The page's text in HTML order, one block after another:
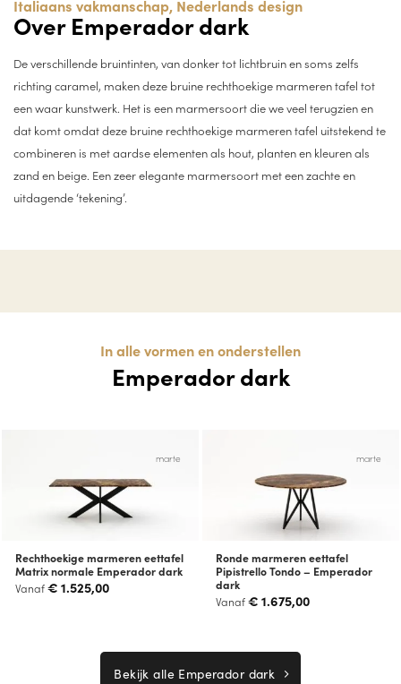
Italiaans vakmanschap, Nederlands design
Over Emperador dark
De verschillende bruintinten, van donker tot lichtbruin en soms zelfs
richting caramel, maken deze bruine rechthoekige marmeren tafel tot
een waar kunstwerk. Het is een marmersoort die we veel terugzien en
dat komt omdat deze bruine rechthoekige marmeren tafel uitstekend te
combineren is met aardse elementen als hout, planten en kleuren als
zand en beige. Een zeer elegante marmersoort met een zachte en
uitdagende ‘tekening’.
In alle vormen en onderstellen
Emperador dark
Rechthoekige marmeren eettafel
Matrix normale Emperador dark
Vanaf€ 1.525,00
marte
Ronde marmeren eettafel
Pipistrello Tondo – Emperador
dark
Vanaf€ 1.675,00
marte
Bekijk alle Emperador dark